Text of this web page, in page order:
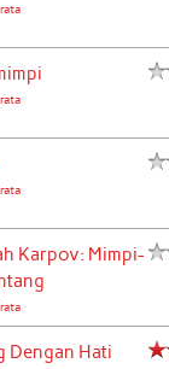
Karpov: Mimpi-
Dengan Hati